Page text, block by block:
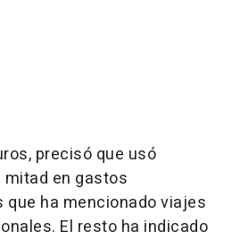
precisó que usó
en gastos
que ha mencionado viajes
El resto ha indicado